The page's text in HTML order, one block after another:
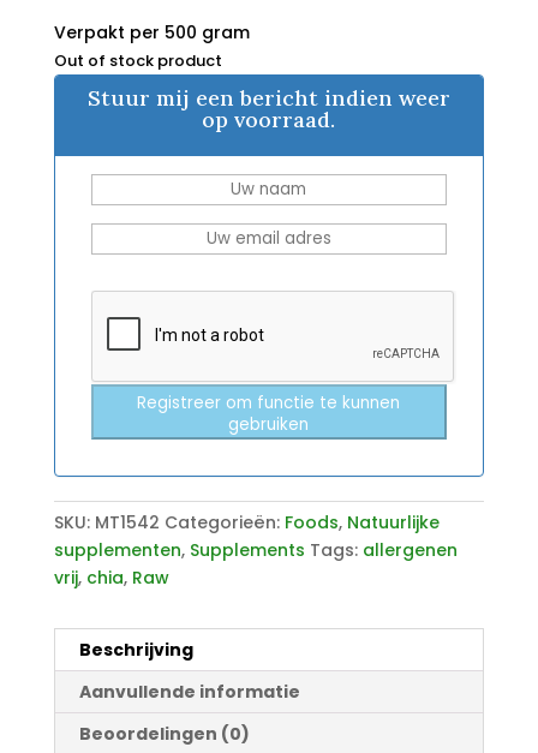
Verpakt per 500 gram
Out of stock product
Stuur mij een bericht indien weer
op voorraad.
Registreer om functie te kunnen
gebruiken
SKU: MT1542 Categorieën: Foods, Natuurlijke
supplementen, Supplements Tags: allergenen
vrij, chia, Raw
Beschrijving
Aanvullende informatie
Beoordelingen (0)